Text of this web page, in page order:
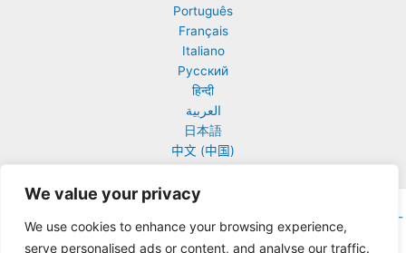
We value your privacy
We use cookies to enhance your browsing experience,
serve personalised ads or content, and analyse our traffic.
Português
Français
Italiano
Русский
हिन्दी
العربية
日本語
中文 (中国)
Astra-WordPress-
Theme